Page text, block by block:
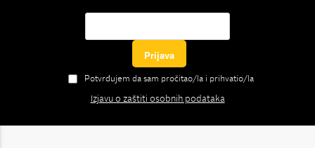
Potvrđujem da sam pročitao/la i prihvatio/la
Izjavu o zaštiti osobnih podataka